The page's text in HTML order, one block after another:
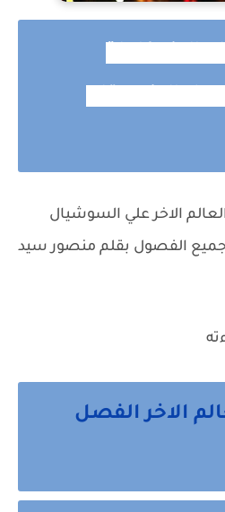
الاخر علي السوشيال
جميع الفصول بقلم منصور سيد
الاخر الفصل